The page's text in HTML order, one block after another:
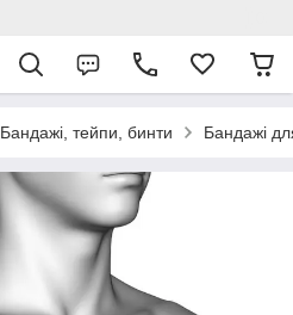
Бандажі, тейпи, бинти Бандажі